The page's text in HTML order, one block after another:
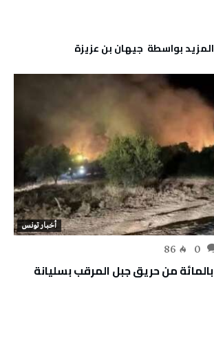
‫‫المزيد بواسطة‬ ‬ جيهان بن عزيزة
أخبار تونس
86